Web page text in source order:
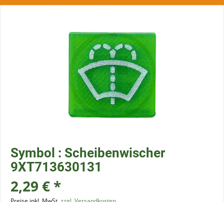
Symbol : Scheibenwischer
9XT713630131
2,29 € *